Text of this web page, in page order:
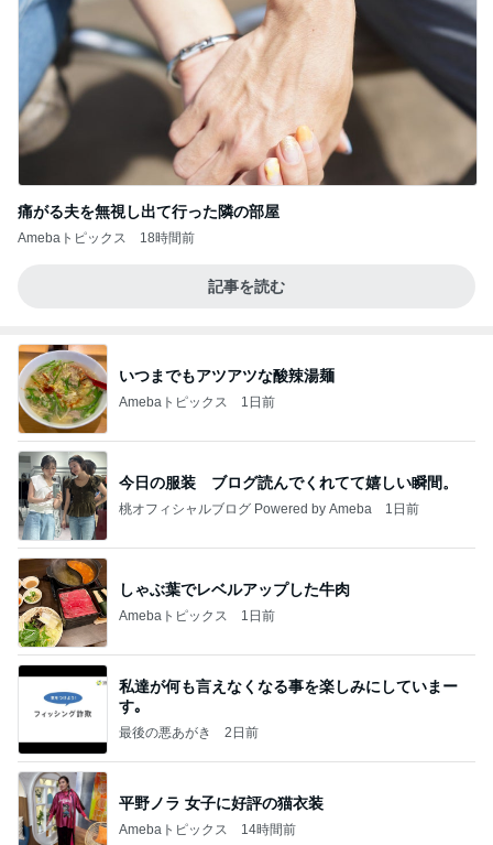
痛がる夫を無視し出て行った隣の部屋
Amebaトピックス 18時間前
記事を読む
いつまでもアツアツな酸辣湯麺
Amebaトピックス 1日前
今日の服装 ブログ読んでくれてて嬉しい瞬間。
桃オフィシャルブログ Powered by Ameba 1日前
しゃぶ葉でレベルアップした牛肉
Amebaトピックス 1日前
私達が何も言えなくなる事を楽しみにしていまー
す｡
最後の悪あがき 2日前
平野ノラ 女子に好評の猫衣装
Amebaトピックス 14時間前